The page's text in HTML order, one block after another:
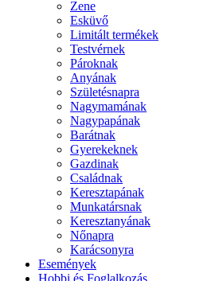
Zene
Esküvő
Limitált termékek
Testvérnek
Pároknak
Anyának
Születésnapra
Nagymamának
Nagypapának
Barátnak
Gyerekeknek
Gazdinak
Családnak
Keresztapának
Munkatársnak
Keresztanyának
Nőnapra
Karácsonyra
Események
Hobbi és Foglalkozás